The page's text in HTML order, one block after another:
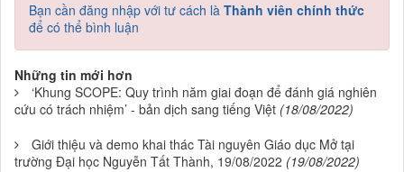
Bạn cần đăng nhập với tư cách là Thành viên chính thức
để có thể bình luận
Những tin mới hơn
‘Khung SCOPE: Quy trình năm giai đoạn để đánh giá nghiên
cứu có trách nhiệm’ - bản dịch sang tiếng Việt (18/08/2022)
Giới thiệu và demo khai thác Tài nguyên Giáo dục Mở tại
trường Đại học Nguyễn Tất Thành, 19/08/2022 (19/08/2022)